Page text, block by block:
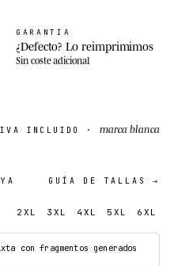
GARANTÍA
¿Defecto? Lo reimprimimos
Sin coste adicional
IVA INCLUIDO · marca blanca
GUÍA DE TALLAS →
2XL 3XL 4XL 5XL 6XL
con fragmentos generados